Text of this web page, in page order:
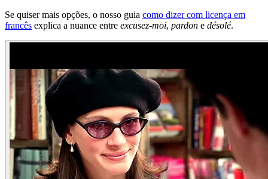
Se quiser mais opções, o nosso guia como dizer com licença em
francês explica a nuance entre excusez-moi, pardon e désolé.